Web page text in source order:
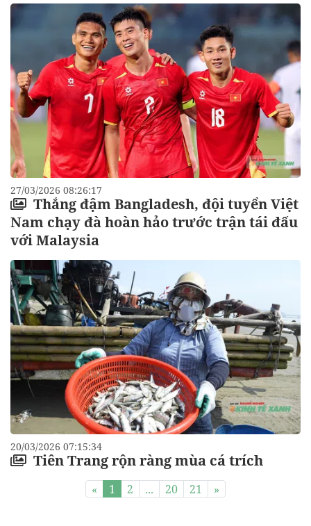
27/03/2026 08:26:17
Thắng đậm Bangladesh, đội tuyển Việt
Nam chạy đà hoàn hảo trước trận tái đấu
với Malaysia
20/03/2026 07:15:34
Tiên Trang rộn ràng mùa cá trích
« 1 2 ... 20 21 »